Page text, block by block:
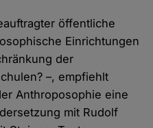
öffentliche
Einrichtungen
der
–, empfiehlt
Anthroposophie eine
mit Rudolf